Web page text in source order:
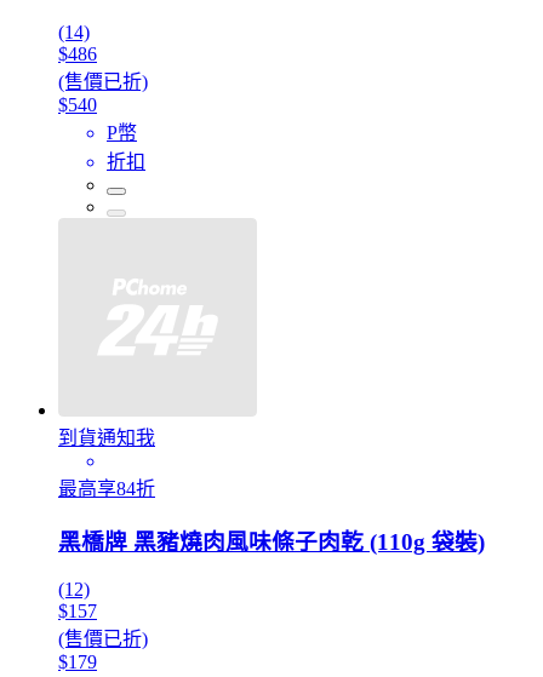
(14)
$486
(售價已折)
$540
P幣
折扣
到貨通知我
最高享84折
黑橋牌 黑豬燒肉風味條子肉乾 (110g 袋裝)
(12)
$157
(售價已折)
$179